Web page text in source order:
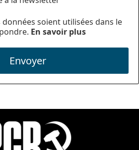
données soient utilisées dans le
En savoir plus
Envoyer